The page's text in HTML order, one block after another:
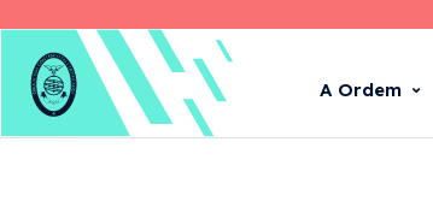
A Ordem